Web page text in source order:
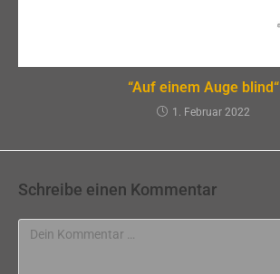
“Auf einem Auge blind“
1. Februar 2022
Schreibe einen Kommentar
Kommentar